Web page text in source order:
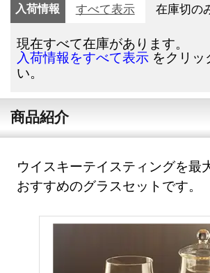
入荷情報 すべて表示 在庫切の
現在すべて在庫があります。
入荷情報をすべて表示 をクリッ
い。
商品紹介
ウイスキーテイスティングを最
おすすめのグラスセットです。